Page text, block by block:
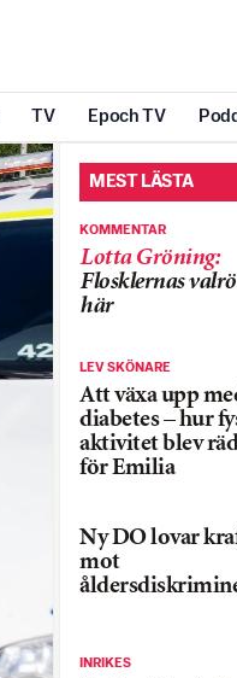
TV Epoch TV
MEST LÄSTA
KOMMENTAR
Lotta Gröning:
Flosklernas
här
LEV SKÖNARE
Att växa upp
diabetes – hur
aktivitet blev
för Emilia
Ny DO lovar
mot
INRIKES